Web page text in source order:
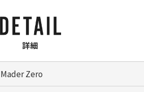
詳細
Mader Zero